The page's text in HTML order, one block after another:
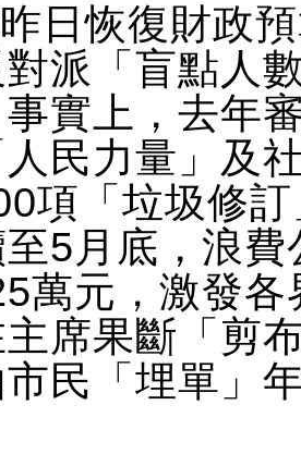
日恢復財政
派「盲點人
實上，去年
民力量」及
項「垃圾修
5月底，浪費
萬元，激發各
席果斷「剪
民「埋單」